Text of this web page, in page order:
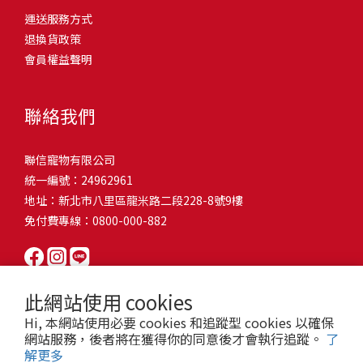
此網站使用 cookies
Hi, 本網站使用必要 cookies 和追蹤型 cookies 以確保
網站服務，後者將在獲得你的同意後才會執行追蹤。 了
解更多
和獨立能力。 幼犬訓練常見問題Q1: 幾個月大的幼犬最適合開始訓
練？A: 訓練可從幼犬到家首日開始（約8-10週大）。3-16週是社會
化黃金期，每次訓練控制在5-10分鐘內。Q2: 幼犬如廁訓練需要多久
屬啃咬玩具作替代品，發現不當啃咬時堅定說「不」，並引導至適
尿尿？A: 建立固定如廁時間表，成功時立即獎勵。限制活動範圍並
密切監督。意外發生時不責罵，使用專用除臭劑徹底清理。Q5: 幼犬
一直吠叫怎麼辦？A: 找出原因（尋求注意力、警戒、焦慮）。訓練
「安靜」指令，停止吠叫時獎勵。避免對吠叫作出反應，確保充分
向獎勵比懲罰更有效且健康。懲罰可能導致恐懼或攻擊行為，破壞
狗狗怎麼辦？A: 循序漸進社交化，從友善成犬開始。不強迫互動，
正面經驗後給予獎勵。考慮參加專業幼犬社交課程。Q8: 幼犬分離焦
慮要如何處理？A: 練習短暫分離，逐漸延長。離開和返家時保持低
調。提供能分散注意力的玩具，建立可預測的離家儀式。每隻幼犬
熱，水分流失快，腸道可能變得敏感，導致糞便變軟或拉稀。如果
換季時沒有適當調整環境，貓咪的腸胃就可能跟著「鬧脾氣」。冬
天注意保暖，提供暖墊、厚毯，避免冷風直吹。夏天補充水分，可
像是開冷氣又突然關掉，容易讓貓咪腸胃受影響。重點提醒：換季
時，記得關心貓咪的腸胃狀況，適當調整環境，幫助毛孩適應！ 貓
有血絲、異味特別重，那就要小心可能是 寄生蟲感染（如蛔蟲、鈎
蟲、球蟲）或腸胃炎、腸道疾病。這類情況會影響營養吸收，長期
下來甚至可能造成貓咪消瘦、免疫力下降。定期驅蟲（幼貓建議每
月一次，成貓每 3~6 個月一次）。觀察貓咪精神狀態，如果還伴隨
嘔吐、食慾下降，務必儘早就醫。重點提醒：如果貓咪拉肚子超過 2
天，或糞便異常，應立即帶去獸醫院檢查！ 貓咪拉肚子原因5. 情緒
壓力影響腸胃壓力不只影響人類，也會影響貓咪的腸胃！過度緊
張、焦慮、驚嚇（如煙火聲、大聲喧嘩），都可能讓貓咪拉肚子。
尤其是個性敏感的貓咪，對變化的適應力比較低，壓力一大，腸胃
就先「罷工」。減少壓力來源，盡量讓貓咪的作息固定。給貓咪陪
活中輕鬆改善看到滿屋子的貓毛是不是很抓狂？別擔心！其實只要
透過一些簡單的日常照護方式，就能有效減少貓咪掉毛情況。從梳
毛、洗澡到增加互動和營養調整，這些小撇步不僅能幫助貓咪維持
行動吧！ 預防貓掉毛方法1：勤勞梳毛養貓必備神器就是各種梳子
啦！勤勞梳毛是最直接有效的掉毛控制方法。定期梳理可以幫貓咪
髮打結和皮膚問題。建議週期：短毛貓每週梳1-2次，長毛貓則建議
2-3天梳一次。挑選合適的梳具也很重要，可以準備橡膠刷、鬃毛刷
或專用脫毛梳，依照毛質選擇。記得將梳毛變成愉快的日常儀式，
不僅能增加你們的互動時間，也讓貓咪享受被梳理的舒適感！預防
貓掉毛方法2：定期洗澡「貓咪會自己清潔，不需要洗澡」這個想法
其實不完全正確哦！適當的洗澡能幫助貓咪清除死毛和皮屑，減少
澡頻率不宜過高，一般室內貓咪1-3個月洗一次就足夠，過度洗澡反
而會造成皮膚乾燥。選擇專為貓咪設計的溫和洗毛精，洗後一定要
完全吹乾，避免濕毛造成皮膚問題。如果貓咪特別害怕洗澡，可以
的紙箱。建議一開始可以購買單價較低的入門款，觀察一下貓咪的
使用狀況，再考慮購買「豪宅」！ 項目費用用品貓碗$300貓窩
$500貓跳台$1,500貓砂盆$500貓抓板$300外出籠$1,000一次性養貓
咪是非常需要安全感的動物，可以準備一個專屬他的「寶座」，當
花費3：貓跳台貓咪雖然不需要外出進行放電，但在家中還是需要擺
放高度適合的貓跳台提供貓咪玩耍，貓跳台與貓窩相同，能給予貓
咪對於環境的安全感。一次性養貓用品相關花費4：貓砂盆貓咪排泄
用品，可選擇合適貓咪體型大小，不宜過小。一次性養貓用品相關
想，需要準備一個能夠讓牠們放肆磨爪的貓抓板。一次性養貓用品
時，外出籠就非常重要，平常也可以適度讓貓咪適應外出籠，避免
緊急情況時，貓咪過度抗拒。總結來說貓咪在健康及用品的一次性
費用大約落在 $ 7900~ $ 11600不等。雖說金額看起來不少，但以上
運送服務方式
退換貨政策
會員權益聲明
聯絡我們
聯信寵物有限公司
統一編號：24962961
地址：新北市八里區龍米路二段228-8號9樓
免付費專線：0800-000-882